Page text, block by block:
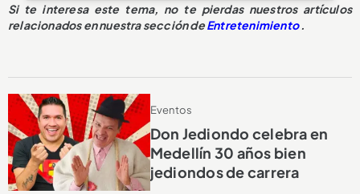
Si te interesa este tema, no te pierdas nuestros artículos
relacionados en nuestra sección deEntretenimiento.
Eventos
Don Jediondo celebra en
Medellín 30 años bien
jediondos de carrera